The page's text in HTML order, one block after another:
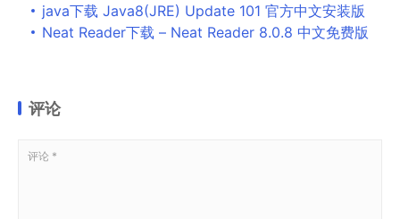
java下载 Java8(JRE) Update 101 官方中文安装版
Neat Reader下载 – Neat Reader 8.0.8 中文免费版
评论